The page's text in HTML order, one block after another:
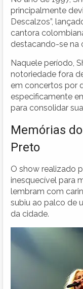
principalmente
Descalzos”,
cantora
destacando-se na
Naquele período,
notoriedade fora
em concertos por
especificamente
para consolidar
Memórias
Preto
O show realizado
inesquecível para
lembram com
subiu ao palco de
da cidade.